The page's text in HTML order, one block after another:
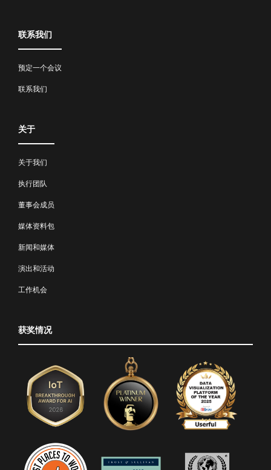
联系我们
预定一个会议
联系我们
关于
关于我们
执行团队
董事会成员
媒体资料包
新闻和媒体
演出和活动
工作机会
获奖情况